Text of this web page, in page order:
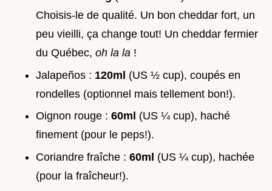
Choisis-le de qualité. Un bon cheddar fort, un
peu vieilli, ça change tout! Un cheddar fermier
du Québec, oh la la !
Jalapeños : 120ml (US ½ cup), coupés en
rondelles (optionnel mais tellement bon!).
Oignon rouge : 60ml (US ¼ cup), haché
finement (pour le peps!).
Coriandre fraîche : 60ml (US ¼ cup), hachée
(pour la fraîcheur!).